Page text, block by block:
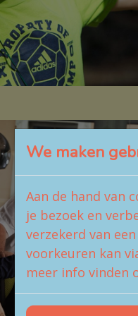
We maken
Aan de hand van
je bezoek en
verzekerd van
voorkeuren kan
meer info vinden